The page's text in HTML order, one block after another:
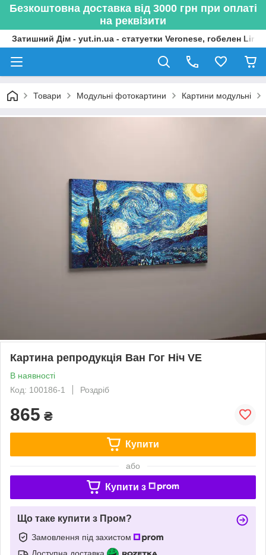
Безкоштовна доставка від 3000 грн при оплаті
на реквізити
Затишний Дім - yut.in.ua - статуетки Veronese, гобелен
Товари Модульні фотокартини Картини модульні
Картина репродукція Ван Гог Ніч VE
В наявності
Код: 100186-1
Роздріб
865 ₴
Купити
або
Купити з
Що таке купити з Пром?
Замовлення під захистом
Доступна доставка